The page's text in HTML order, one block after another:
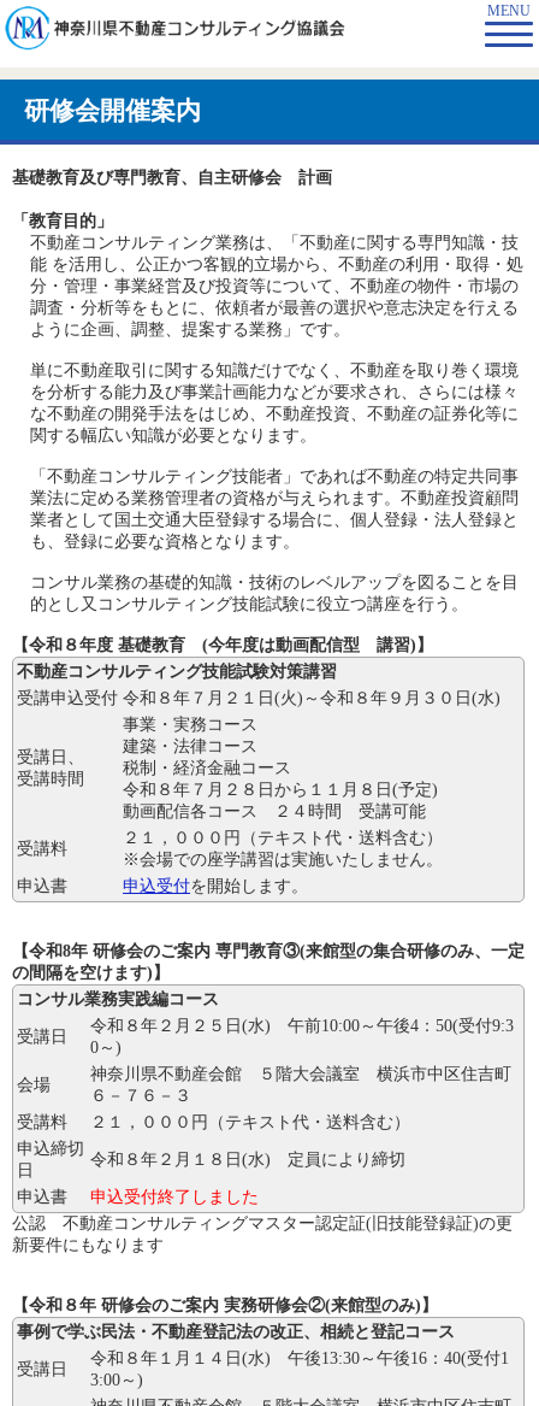
MENU
研修会開催案内
基礎教育及び専門教育、自主研修会 計画
「教育目的」
不動産コンサルティング業務は、「不動産に関する専門知識・技
能 を活用し、公正かつ客観的立場から、不動産の利用・取得・処
分・管理・事業経営及び投資等について、不動産の物件・市場の
調査・分析等をもとに、依頼者が最善の選択や意志決定を行える
ように企画、調整、提案する業務」です。
単に不動産取引に関する知識だけでなく、不動産を取り巻く環境
を分析する能力及び事業計画能力などが要求され、さらには様々
な不動産の開発手法をはじめ、不動産投資、不動産の証券化等に
関する幅広い知識が必要となります。
「不動産コンサルティング技能者」であれば不動産の特定共同事
業法に定める業務管理者の資格が与えられます。不動産投資顧問
業者として国土交通大臣登録する場合に、個人登録・法人登録と
も、登録に必要な資格となります。
コンサル業務の基礎的知識・技術のレベルアップを図ることを目
的とし又コンサルティング技能試験に役立つ講座を行う。
【令和８年度 基礎教育 (今年度は動画配信型 講習)】
不動産コンサルティング技能試験対策講習
受講申込受付 令和８年７月２１日(火)～令和８年９月３０日(水)
受講日、
受講時間
事業・実務コース
建築・法律コース
税制・経済金融コース
令和８年７月２８日から１１月８日(予定)
動画配信各コース ２４時間 受講可能
受講料
２１，０００円（テキスト代・送料含む）
※会場での座学講習は実施いたしません。
申込書
申込受付を開始します。
【令和8年 研修会のご案内 専門教育③(来館型の集合研修のみ、一定
の間隔を空けます)】
コンサル業務実践編コース
受講日
令和８年２月２５日(水) 午前10:00～午後4：50(受付9:3
0～)
会場
神奈川県不動産会館 ５階大会議室 横浜市中区住吉町
６－７６－３
受講料
２１，０００円（テキスト代・送料含む）
申込締切
日
令和８年２月１８日(水) 定員により締切
申込書
申込受付終了しました
公認 不動産コンサルティングマスター認定証(旧技能登録証)の更
新要件にもなります
【令和８年 研修会のご案内 実務研修会②(来館型のみ)】
事例で学ぶ民法・不動産登記法の改正、相続と登記コース
受講日
令和８年１月１４日(水) 午後13:30～午後16：40(受付1
3:00～)